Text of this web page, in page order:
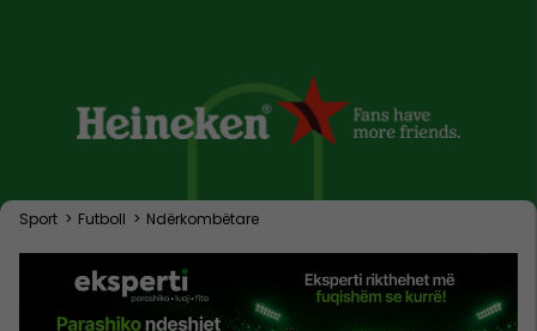
Sport > Futboll > Ndërkombëtare